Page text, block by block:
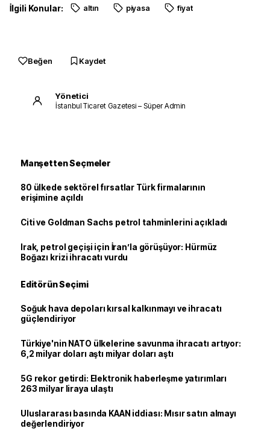
İlgili Konular: altın piyasa fiyat
Beğen Kaydet
Yönetici
İstanbul Ticaret Gazetesi – Süper Admin
Manşetten Seçmeler
80 ülkede sektörel fırsatlar Türk firmalarının
erişimine açıldı
Citi ve Goldman Sachs petrol tahminlerini açıkladı
Irak, petrol geçişi için İran’la görüşüyor: Hürmüz
Boğazı krizi ihracatı vurdu
Editörün Seçimi
Soğuk hava depoları kırsal kalkınmayı ve ihracatı
güçlendiriyor
Türkiye'nin NATO ülkelerine savunma ihracatı artıyor:
6,2 milyar doları aştı milyar doları aştı
5G rekor getirdi: Elektronik haberleşme yatırımları
263 milyar liraya ulaştı
Uluslararası basında KAAN iddiası: Mısır satın almayı
değerlendiriyor